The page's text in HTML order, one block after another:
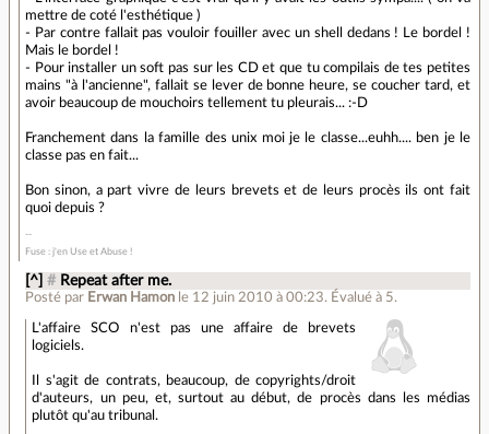
mettre de coté l'esthétique )
- Par contre fallait pas vouloir fouiller avec un shell dedans ! Le bordel !
Mais le bordel !
- Pour installer un soft pas sur les CD et que tu compilais de tes petites
mains "à l'ancienne", fallait se lever de bonne heure, se coucher tard, et
avoir beaucoup de mouchoirs tellement tu pleurais... :-D
Franchement dans la famille des unix moi je le classe...euhh.... ben je le
classe pas en fait...
Bon sinon, a part vivre de leurs brevets et de leurs procès ils ont fait
quoi depuis ?
Fuse : j'en Use et Abuse !
[^] # Repeat after me.
Posté par Erwan Hamon le 12 juin 2010 à 00:23. Évalué à 5.
L'affaire SCO n'est pas une affaire de brevets
logiciels.
Il s'agit de contrats, beaucoup, de copyrights/droit
d'auteurs, un peu, et, surtout au début, de procès dans les médias
plutôt qu'au tribunal.